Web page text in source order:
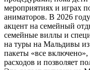
мероприятиях и играх
аниматоров. В 2026
акцент на семейный
семейные виллы и
на туры на Мальдивы
пакеты «все
расходов и позволяет